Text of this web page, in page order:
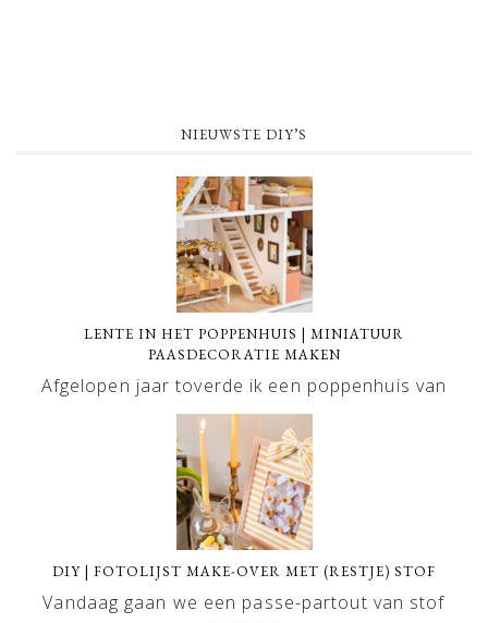
NIEUWSTE DIY’S
LENTE IN HET POPPENHUIS | MINIATUUR
PAASDECORATIE MAKEN
Afgelopen jaar toverde ik een poppenhuis van
DIY | FOTOLIJST MAKE-OVER MET (RESTJE) STOF
Vandaag gaan we een passe-partout van stof